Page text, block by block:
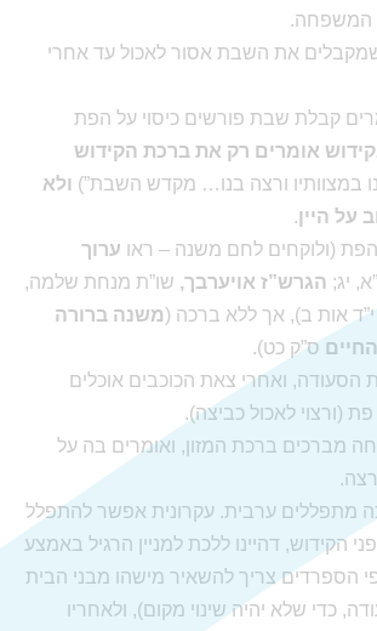
המשפחה.
את השבת אסור לאכול עד אחרי
קבלת שבת פורשים כיסוי על הפת
אומרים רק את ברכת הקידוש
במצוותיו ורצה בנו… מקדש השבת”) ולא
על היין.
(ולוקחים לחם משנה – ראו ערוך
יג; הגרש”ז אויערבך, שו”ת מנחת שלמה,
י”ד אות ב), אך ללא ברכה (משנה ברורה
ס”ק כט).
הסעודה, ואחרי צאת הכוכבים אוכלים
(ורצוי לאכול כביצה).
מברכים ברכת המזון, ואומרים בה על
מתפללים ערבית. עקרונית אפשר להתפלל
הקידוש, דהיינו ללכת למניין הרגיל באמצע
הספרדים צריך להשאיר מישהו מבני הבית
כדי שלא יהיה שינוי מקום), ולאחריו